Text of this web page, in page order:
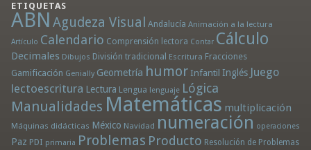
ETIQUETAS
ABN Agudeza Visual Andalucía Animación a la lectura
Artículo Calendario Comprensión lectora Contar Cálculo
Decimales Dibujos División tradicional Escritura Fracciones
Gamificación Genially Geometría humor Infantil Inglés Juego
lectoescritura Lectura Lengua lenguaje Lógica
Manualidades Matemáticas multiplicación
Máquinas didácticas México Navidad numeración operaciones
Paz PDI primaria Problemas Producto Resolución de Problemas